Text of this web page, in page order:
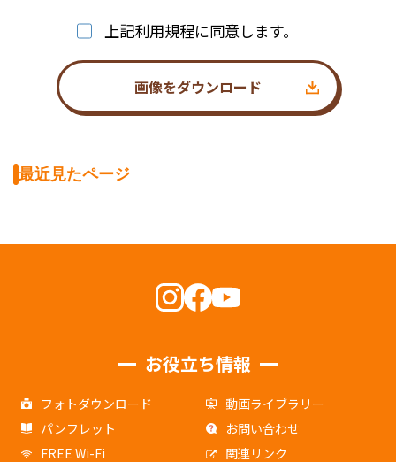
上記利用規程に同意します。
画像をダウンロード
最近見たページ
お役立ち情報
フォトダウンロード
動画ライブラリー
パンフレット
お問い合わせ
FREE Wi-Fi
関連リンク